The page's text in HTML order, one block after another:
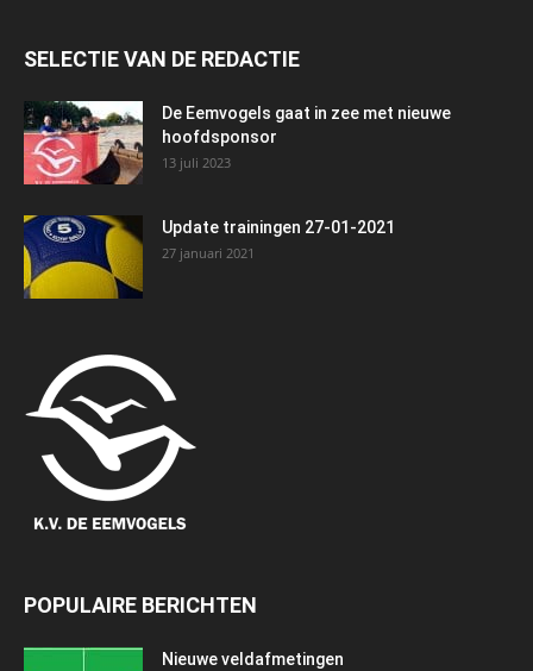
SELECTIE VAN DE REDACTIE
De Eemvogels gaat in zee met nieuwe
hoofdsponsor
13 juli 2023
Update trainingen 27-01-2021
27 januari 2021
POPULAIRE BERICHTEN
Nieuwe veldafmetingen